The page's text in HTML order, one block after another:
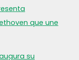
que une
su